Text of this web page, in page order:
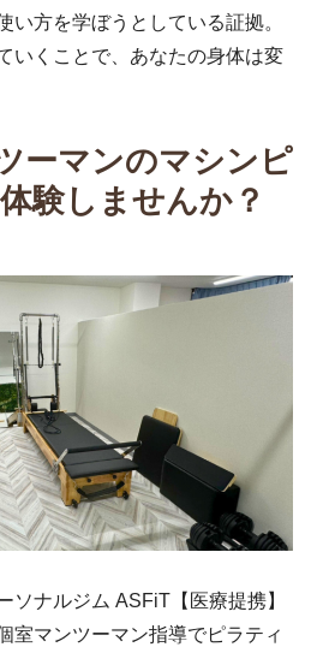
い方を学ぼうとしている証拠。
いくことで、あなたの身体は変
ーマンのマシンピ
験しませんか？
ソナルジム ASFiT【医療提携】
室マンツーマン指導でピラティ